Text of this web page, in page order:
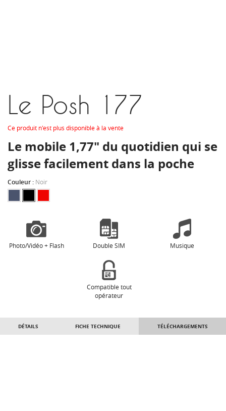
Le Posh 177
Ce produit n'est plus disponible à la vente
Le mobile 1,77" du quotidien qui se
glisse facilement dans la poche
Couleur : Noir
Photo/Vidéo + Flash Double SIM Musique
Compatible tout
opérateur
DÉTAILS FICHE TECHNIQUE TÉLÉCHARGEMENTS